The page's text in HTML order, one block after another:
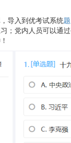
导入到优考试系统
；党内人员可以通